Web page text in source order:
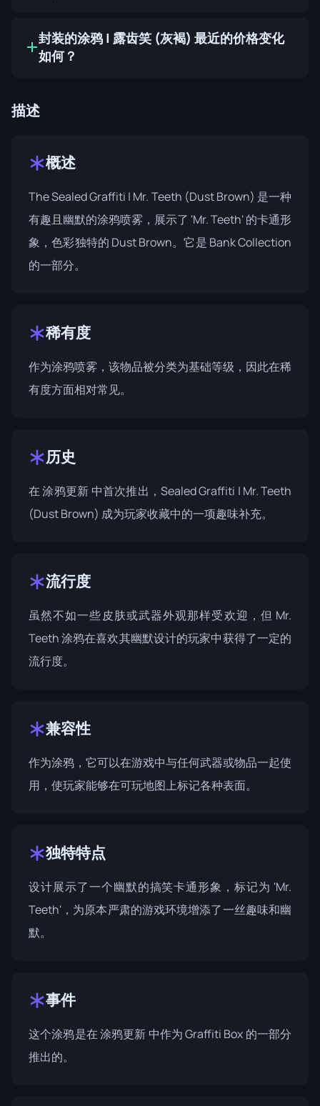
封装的涂鸦 | 露齿笑 (灰褐) 最近的价格变化
如何？
描述
概述
The Sealed Graffiti | Mr. Teeth (Dust Brown) 是一种
有趣且幽默的涂鸦喷雾，展示了 'Mr. Teeth' 的卡通形
象，色彩独特的 Dust Brown。它是 Bank Collection
的一部分。
稀有度
作为涂鸦喷雾，该物品被分类为基础等级，因此在稀
有度方面相对常见。
历史
在涂鸦更新 中首次推出，Sealed Graffiti | Mr. Teeth
(Dust Brown) 成为玩家收藏中的一项趣味补充。
流行度
虽然不如一些皮肤或武器外观那样受欢迎，但 Mr.
Teeth 涂鸦在喜欢其幽默设计的玩家中获得了一定的
流行度。
兼容性
作为涂鸦，它可以在游戏中与任何武器或物品一起使
用，使玩家能够在可玩地图上标记各种表面。
独特特点
设计展示了一个幽默的搞笑卡通形象，标记为 'Mr.
Teeth'，为原本严肃的游戏环境增添了一丝趣味和幽
默。
事件
这个涂鸦是在涂鸦更新 中作为 Graffiti Box 的一部分
推出的。